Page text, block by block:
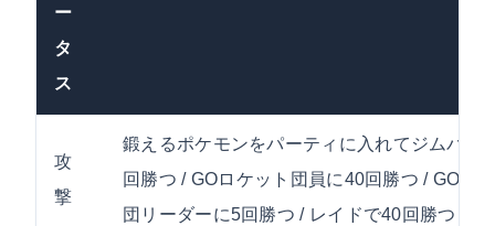
ー
タ
ス
攻
撃
鍛えるポケモンをパーティに入れてジムバト
回勝つ / GOロケット団員に40回勝つ / GOロ
団リーダーに5回勝つ / レイドで40回勝つ